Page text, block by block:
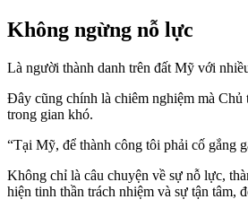
Không ngừng nỗ lực
Là người thành danh trên đất Mỹ với
Đây cũng chính là chiêm nghiệm mà
trong gian khó.
“Tại Mỹ, để thành công tôi phải cố gắng
Không chỉ là câu chuyện về sự nỗ lực,
hiện tinh thần trách nhiệm và sự tận tâm,